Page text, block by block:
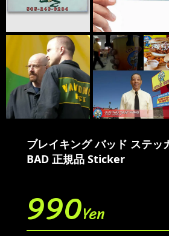
ブレイキング バッド ステッ
BAD 正規品 Sticker
990Yen